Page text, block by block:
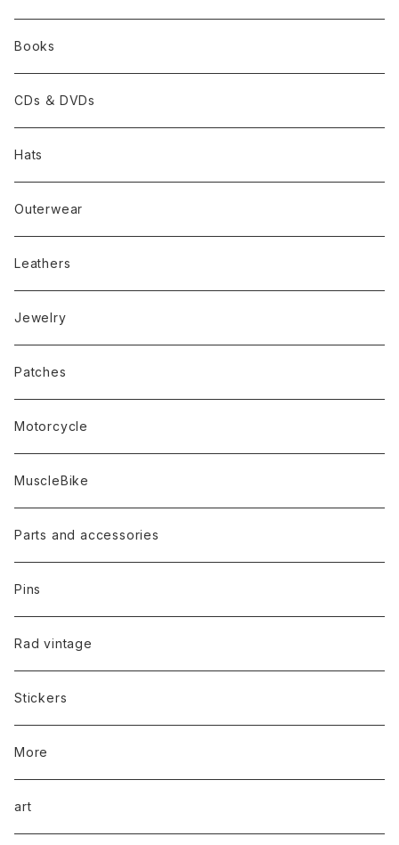
Books
CDs ＆ DVDs
Hats
Outerwear
Leathers
Jewelry
Patches
Motorcycle
MuscleBike
Parts and accessories
Pins
Rad vintage
Stickers
More
art